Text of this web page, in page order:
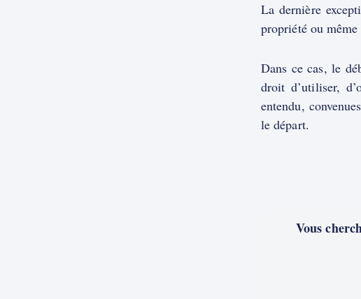
La dernière
propriété ou
Dans ce cas, le
droit d’utiliser,
entendu,
le départ.
Vous